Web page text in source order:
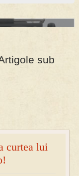
sub
curtea lui